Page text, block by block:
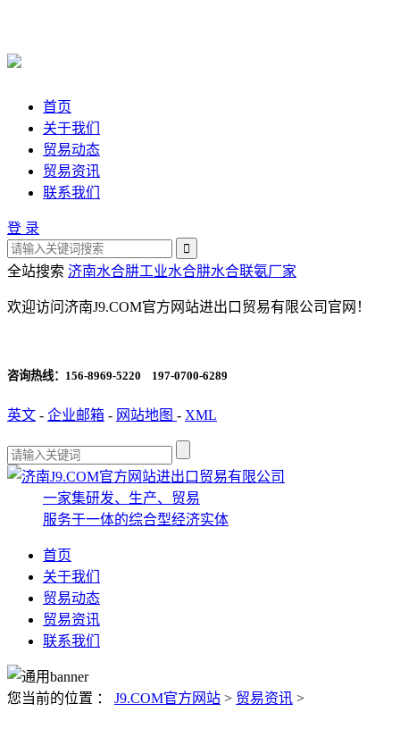
首页
关于我们
贸易动态
贸易资讯
联系我们
登 录
全站搜索 济南水合肼工业水合肼水合联氨厂家
欢迎访问济南J9.COM官方网站进出口贸易有限公司官网！
咨询热线： 156-8969-5220 197-0700-6289
英文 - 企业邮箱 - 网站地图 - XML
一家集研发、生产、贸易
服务于一体的综合型经济实体
首页
关于我们
贸易动态
贸易资讯
联系我们
您当前的位置 ： J9.COM官方网站 > 贸易资讯 >